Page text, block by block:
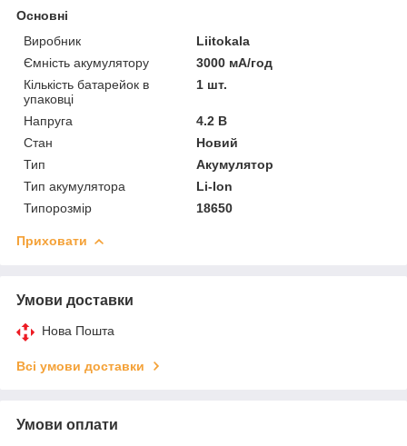
Основні
Виробник
Liitokala
Ємність акумулятору
3000 мА/год
Кількість батарейок в
упаковці
1 шт.
Напруга
4.2 В
Стан
Новий
Тип
Акумулятор
Тип акумулятора
Li-Ion
Типорозмір
18650
Приховати
Умови доставки
Нова Пошта
Всі умови доставки
Умови оплати